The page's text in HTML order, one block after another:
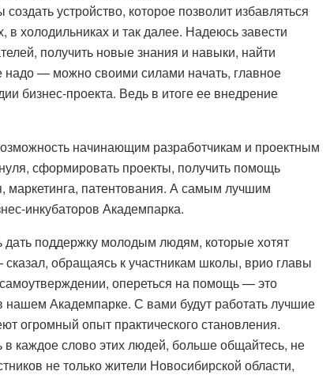
устройство, которое позволит избавляться
холодильниках и так далее. Надеюсь завести
получить новые знания и навыки, найти
— можно своими силами начать, главное
бизнес-проекта. Ведь в итоге ее внедрение
начинающим разработчикам и проектным
сформировать проекты, получить помощь
маркетинга, патентования. А самым лучшим
инкубаторов Академпарка.
поддержку молодым людям, которые хотят
обращаясь к участникам школы, врио главы
опереться на помощь — это
нашем Академпарке. С вами будут работать лучшие
огромный опыт практического становления.
каждое слово этих людей, больше общайтесь, не
не только жители Новосибирской области,